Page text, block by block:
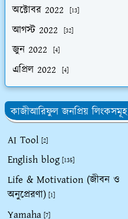
অক্টোবর 2022 [13]
আগস্ট 2022 [32]
জুন 2022 [4]
এপ্রিল 2022 [4]
কাজীআরিফুল জনপ্রিয় লিংকসমূহ
AI Tool [2]
English blog [135]
Life & Motivation (জীবন ও
অনুপ্রেরণা) [1]
Yamaha [7]